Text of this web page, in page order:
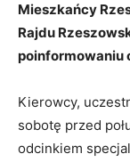
Mieszkańcy
Rajdu
poinformowaniu
Kierowcy,
sobotę przed
odcinkiem